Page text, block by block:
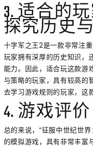
3. 适合的
探究历史
十字军之王2是一款非常注
玩家拥有深厚的历史知识，
能力。因此，适合玩这款游
与策略的玩家，具有较高的
去学习游戏规则的玩家，这
4. 游戏评
总的来说，“征服中世纪世
的模拟游戏，具有非常丰富